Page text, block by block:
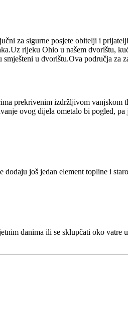
za sigurne posjete obitelji i
rijeku Ohio u našem dvorištu,
u dvorištu.Ova područja za
prekrivenim izdržljivom vanjskom
ovog dijela ometalo bi pogled, pa
još jedan element topline i
danima ili se sklupčati oko vatre